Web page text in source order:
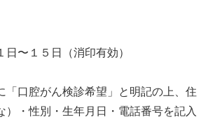
〜１５日（消印有効）
「口腔がん検診希望」と明記の上、住
）・性別・生年月日・電話番号を記入